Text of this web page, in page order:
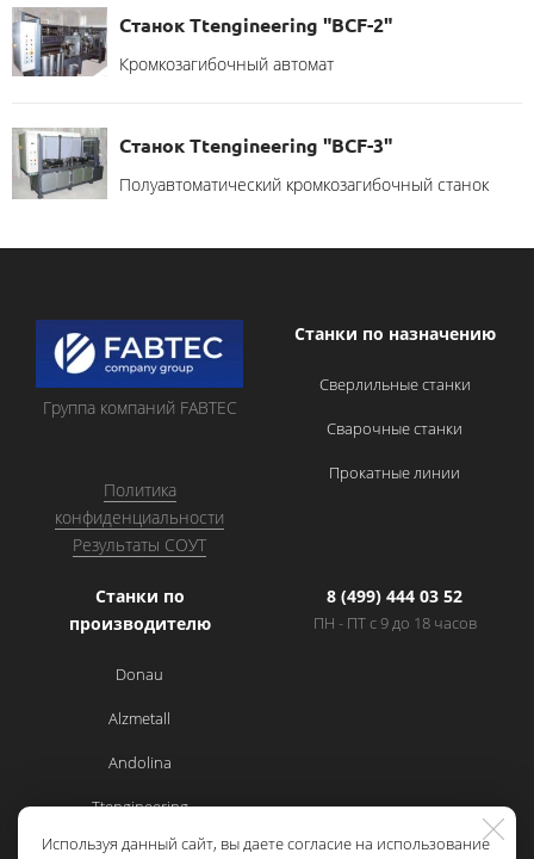
Станок Ttengineering "BCF-2"
Кромкозагибочный автомат
Станок Ttengineering "BCF-3"
Полуавтоматический кромкозагибочный станок
Группа компаний FABTEC
Политика
конфиденциальности
Результаты СОУТ
Станки по назначению
Сверлильные станки
Сварочные станки
Прокатные линии
Станки по
производителю
Donau
Alzmetall
Andolina
Ttengineering
Cemsa
8 (499) 444 03 52
ПН - ПТ с 9 до 18 часов
Используя данный сайт, вы даете согласие на использование